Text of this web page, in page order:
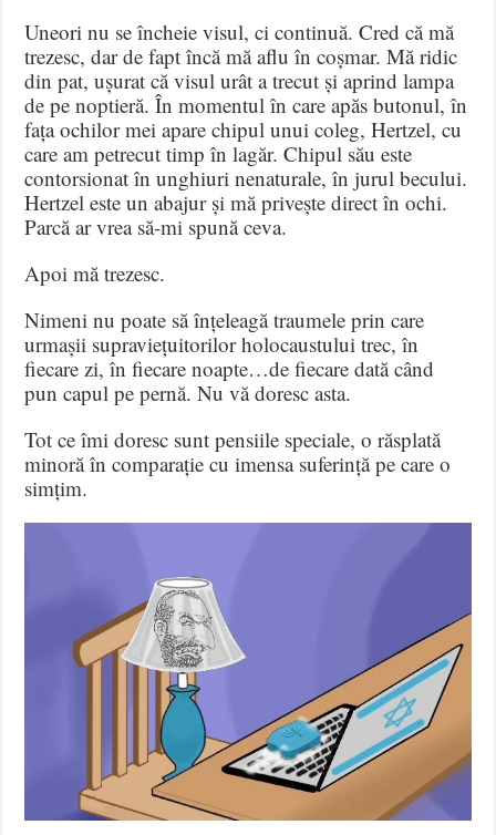
Uneori nu se încheie visul, ci continuă. Cred că mă
trezesc, dar de fapt încă mă aflu în coșmar. Mă ridic
din pat, ușurat că visul urât a trecut și aprind lampa
de pe noptieră. În momentul în care apăs butonul, în
fața ochilor mei apare chipul unui coleg, Hertzel, cu
care am petrecut timp în lagăr. Chipul său este
contorsionat în unghiuri nenaturale, în jurul becului.
Hertzel este un abajur și mă privește direct în ochi.
Parcă ar vrea să-mi spună ceva.
Apoi mă trezesc.
Nimeni nu poate să înțeleagă traumele prin care
urmașii supraviețuitorilor holocaustului trec, în
fiecare zi, în fiecare noapte…de fiecare dată când
pun capul pe pernă. Nu vă doresc asta.
Tot ce îmi doresc sunt pensiile speciale, o răsplată
minoră în comparație cu imensa suferință pe care o
simțim.